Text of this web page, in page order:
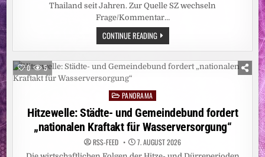
Thailand seit Jahren. Zur Quelle SZ wechseln
Frage/Kommentar…
CONTINUE READINGSCHÜSSE
NAHE
BANGKOK:
14-
JÄHRIGER
SCHULE
0 5
PostedPANORAMA
Hitzewelle: Städte- und Gemeindebund fordert
„nationalen Kraftakt für Wasserversorgung“
RSS-FEED 7. AUGUST 2026